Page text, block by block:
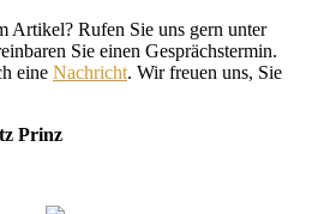
Artikel? Rufen Sie uns gern unter
Sie einen Gesprächstermin.
eine Nachricht. Wir freuen uns, Sie
Prinz